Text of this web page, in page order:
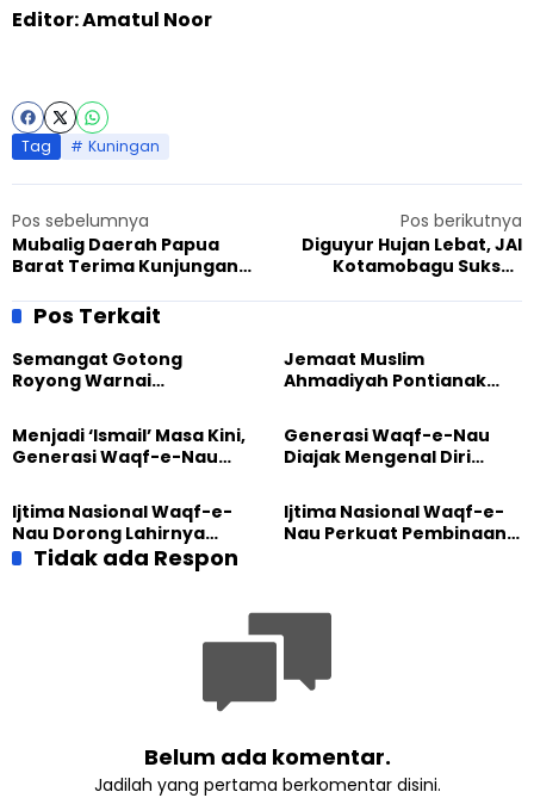
Editor: Amatul Noor
Tag Kuningan
Pos sebelumnya
Mubalig Daerah Papua
Barat Terima Kunjungan
Pos berikutnya
Diguyur Hujan Lebat, JAI
Kotamobagu Sukses
untuk Pengguna Jalan
Pos Terkait
Semangat Gotong
Royong Warnai
Masjid di Jemaat
Ahmadiyah Sukapura
Jemaat Muslim
Ahmadiyah Pontianak
Perkuat Kolaborasi Sosial
Menjadi ‘Ismail’ Masa Kini,
Generasi Waqf-e-Nau
Pengabdian
Generasi Waqf-e-Nau
Diajak Mengenal Diri
Dunia
Ijtima Nasional Waqf-e-
Nau Dorong Lahirnya
Generasi Pengkhidmat
Ijtima Nasional Waqf-e-
Nau Perkuat Pembinaan
Tidak ada Respon
Belum ada komentar.
Jadilah yang pertama berkomentar disini.